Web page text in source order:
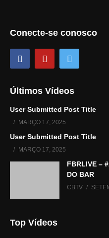
Conecte-se conosco
Últimos Vídeos
User Submitted Post Title
MARÇO 17, 2025
User Submitted Post Title
MARÇO 17, 2025
FBRLIVE –
DO BAR
CBTV
Top Vídeos